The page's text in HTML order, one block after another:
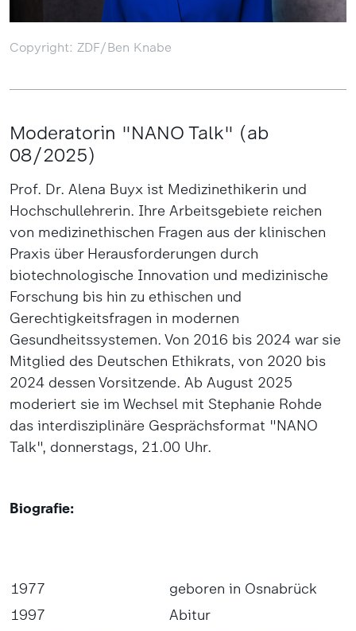
Copyright: ZDF/Ben Knabe
Moderatorin "NANO Talk" (ab
08/2025)
Prof. Dr. Alena Buyx ist Medizinethikerin und
Hochschullehrerin. Ihre Arbeitsgebiete reichen
von medizinethischen Fragen aus der klinischen
Praxis über Herausforderungen durch
biotechnologische Innovation und medizinische
Forschung bis hin zu ethischen und
Gerechtigkeitsfragen in modernen
Gesundheitssystemen. Von 2016 bis 2024 war sie
Mitglied des Deutschen Ethikrats, von 2020 bis
2024 dessen Vorsitzende. Ab August 2025
moderiert sie im Wechsel mit Stephanie Rohde
das interdisziplinäre Gesprächsformat "NANO
Talk", donnerstags, 21.00 Uhr.
Biografie:
1977
geboren in Osnabrück
1997
Abitur